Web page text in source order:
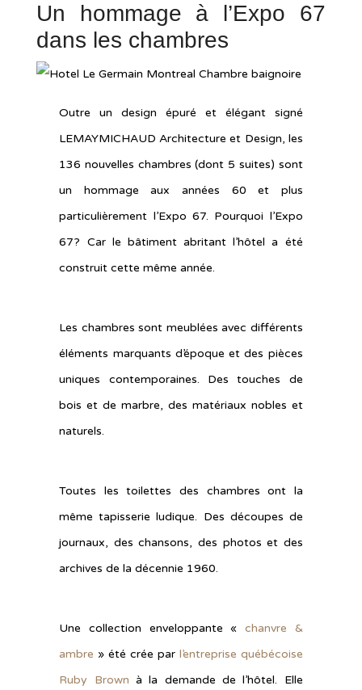
Un hommage à l’Expo 67
dans les chambres
Outre un design épuré et élégant signé
LEMAYMICHAUD Architecture et Design, les
136 nouvelles chambres (dont 5 suites) sont
un hommage aux années 60 et plus
particulièrement l’Expo 67. Pourquoi l’Expo
67? Car le bâtiment abritant l’hôtel a été
construit cette même année.
Les chambres sont meublées avec différents
éléments marquants d’époque et des pièces
uniques contemporaines. Des touches de
bois et de marbre, des matériaux nobles et
naturels.
Toutes les toilettes des chambres ont la
même tapisserie ludique. Des découpes de
journaux, des chansons, des photos et des
archives de la décennie 1960.
Une collection enveloppante « chanvre &
ambre » été crée par l’entreprise québécoise
Ruby Brown à la demande de l’hôtel. Elle